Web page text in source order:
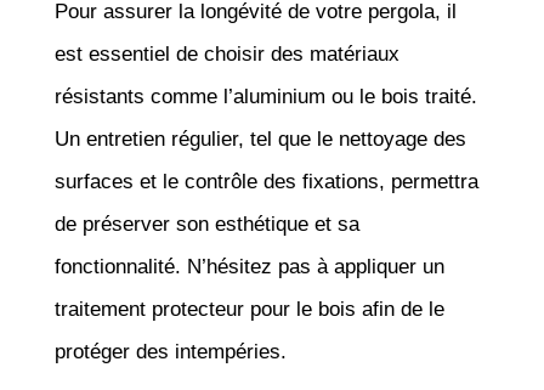
Pour assurer la longévité de votre pergola, il
est essentiel de choisir des matériaux
résistants comme l’aluminium ou le bois traité.
Un entretien régulier, tel que le nettoyage des
surfaces et le contrôle des fixations, permettra
de préserver son esthétique et sa
fonctionnalité. N’hésitez pas à appliquer un
traitement protecteur pour le bois afin de le
protéger des intempéries.